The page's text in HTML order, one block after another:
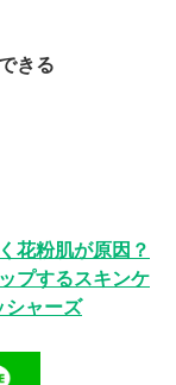
きる
花粉肌が原因？
プするスキンケ
シャーズ